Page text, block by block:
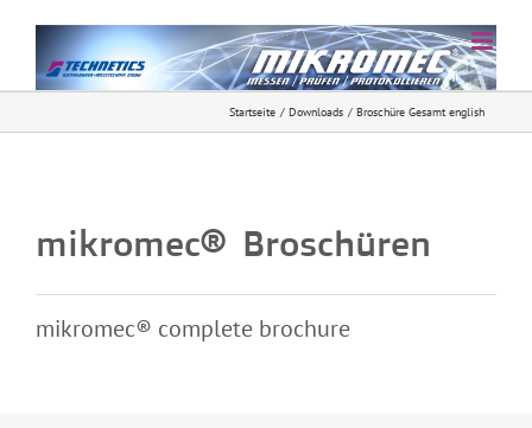
Inhalt
springen
Startseite Downloads Broschüre Gesamt english
mikromec® Broschüren
mikromec® complete brochure